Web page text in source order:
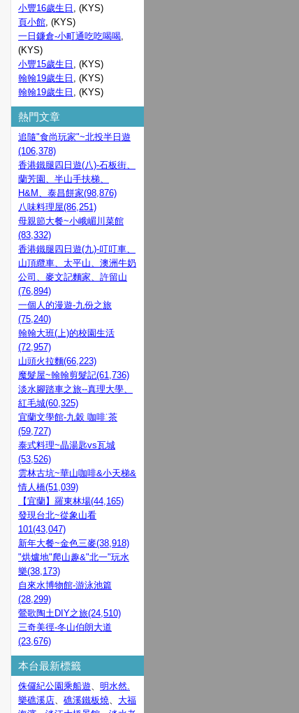
小豐16歲生日 , (KYS)
頁小館, (KYS)
一日鐮倉-小町通吃吃喝喝,
(KYS)
小豐15歲生日 , (KYS)
翰翰19歲生日 , (KYS)
翰翰19歲生日 , (KYS)
熱門文章
追隨"食尚玩家"~北投半日遊
(106,378)
香港鐵腿四日遊(八)-石板街、
蘭芳園、半山手扶梯、
H&M、泰昌餅家(98,876)
八味料理屋(86,251)
母親節大餐~小峨嵋川菜館
(83,332)
香港鐵腿四日遊(九)-叮叮車、
山頂纜車、太平山、澳洲牛奶
公司、麥文記麵家、許留山
(76,894)
一個人的漫遊-九份之旅
(75,240)
翰翰大班(上)的校園生活
(72,957)
山頭火拉麵(66,223)
魔髮屋~翰翰剪髮記(61,736)
淡水腳踏車之旅--真理大學、
紅毛城(60,325)
宜蘭文學館-九穀 咖啡˙茶
(59,727)
泰式料理~晶湯匙vs瓦城
(53,526)
雲林古坑~華山咖啡&小天梯&
情人橋(51,039)
【宜蘭】羅東林場(44,165)
發現台北~從象山看
101(43,047)
新年大餐~金色三麥(38,918)
"烘爐地"爬山趣&"北一"玩水
樂(38,173)
自來水博物館-游泳池篇
(28,299)
鶯歌陶土DIY之旅(24,510)
三奇美徑-冬山伯朗大道
(23,676)
本台最新標籤
侏儸紀公園乘船遊、 明水然.
樂礁溪店、 礁溪鐵板燒、 大福